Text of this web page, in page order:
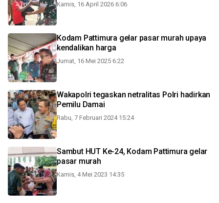
Kamis, 16 April 2026 6:06
Kodam Pattimura gelar pasar murah upaya
kendalikan harga
Jumat, 16 Mei 2025 6:22
Wakapolri tegaskan netralitas Polri hadirkan
Pemilu Damai
Rabu, 7 Februari 2024 15:24
Sambut HUT Ke-24, Kodam Pattimura gelar
pasar murah
Kamis, 4 Mei 2023 14:35